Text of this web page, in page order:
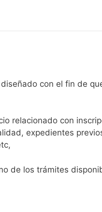
con el fin de
relacionado con
expedientes
de los trámites